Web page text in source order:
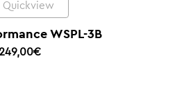
Quickview
WSPL-3B
249,00€